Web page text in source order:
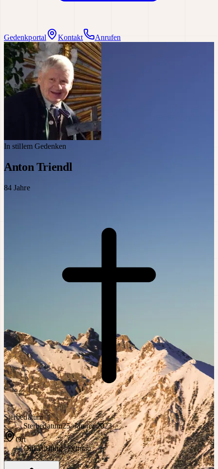
Gedenkportal Kontakt Anrufen
In stillem Gedenken
Anton Triendl
84 Jahre
Sterbedatum
Sterbedatum25. Jänner 2023
Ort
OrtLeiblfing | Pettnau